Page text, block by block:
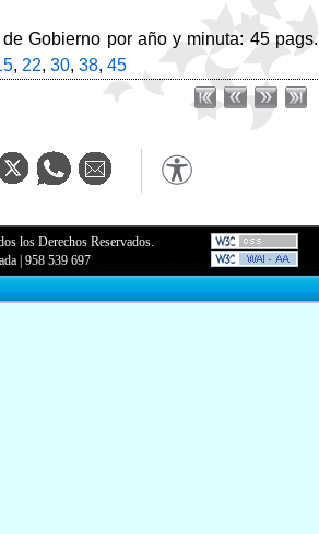
Gobierno por año y minuta: 45 pags.
, 22, 30, 38, 45
los Derechos Reservados.
|958 539 697